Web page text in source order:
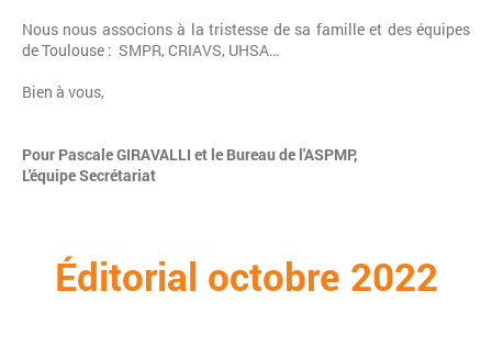
Nous nous associons à la tristesse de sa famille et des équipes
de Toulouse : SMPR, CRIAVS, UHSA…
Bien à vous,
Pour Pascale GIRAVALLI et le Bureau de l'ASPMP,
L'équipe Secrétariat
Éditorial octobre 2022